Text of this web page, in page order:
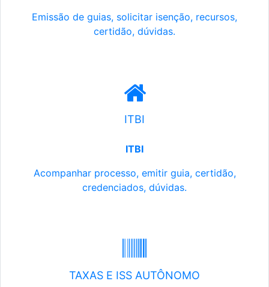
Emissão de guias, solicitar isenção, recursos,
certidão, dúvidas.
ITBI
ITBI
Acompanhar processo, emitir guia, certidão,
credenciados, dúvidas.
TAXAS E ISS AUTÔNOMO